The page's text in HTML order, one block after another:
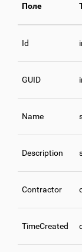
Поле
Id
GUID
Name
Description
Contractor
TimeCreated